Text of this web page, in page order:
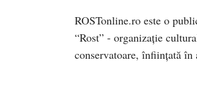
ROSTonline.ro este o
“Rost” - organizaţie
conservatoare, înfiinţată în